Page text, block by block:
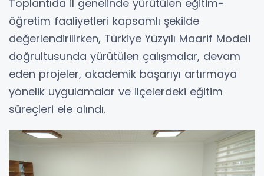
Toplantıda il genelinde yürütülen eğitim-
öğretim faaliyetleri kapsamlı şekilde
değerlendirilirken, Türkiye Yüzyılı Maarif Modeli
doğrultusunda yürütülen çalışmalar, devam
eden projeler, akademik başarıyı artırmaya
yönelik uygulamalar ve ilçelerdeki eğitim
süreçleri ele alındı.